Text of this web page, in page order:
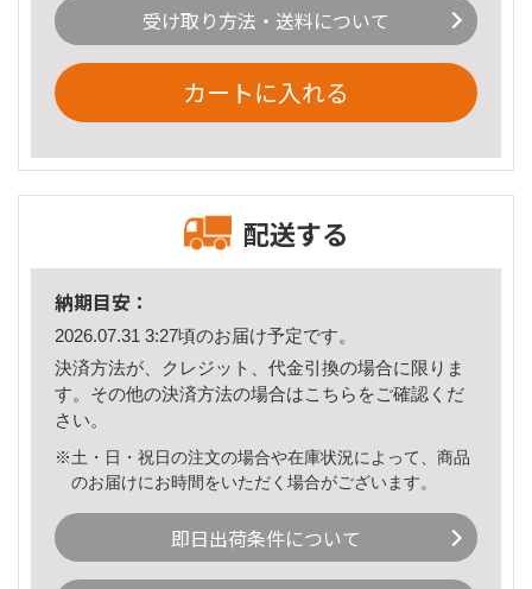
受け取り方法・送料について
カートに入れる
配送する
納期目安：
2026.07.31 3:27頃のお届け予定です。
決済方法が、クレジット、代金引換の場合に限りま
す。その他の決済方法の場合はこちら をご確認くだ
さい。
※土・日・祝日の注文の場合や在庫状況によって、商品
のお届けにお時間をいただく場合がございます。
即日出荷条件について